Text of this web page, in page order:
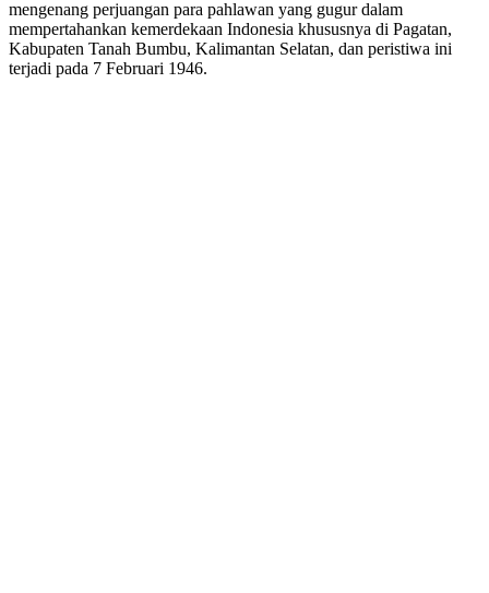
mengenang perjuangan para pahlawan yang gugur dalam
mempertahankan kemerdekaan Indonesia khususnya di Pagatan,
Kabupaten Tanah Bumbu, Kalimantan Selatan, dan peristiwa ini
terjadi pada 7 Februari 1946.